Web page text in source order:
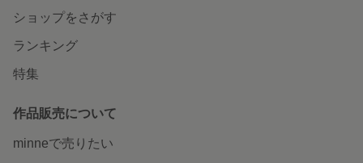
ショップをさがす
ランキング
特集
作品販売について
minneで売りたい